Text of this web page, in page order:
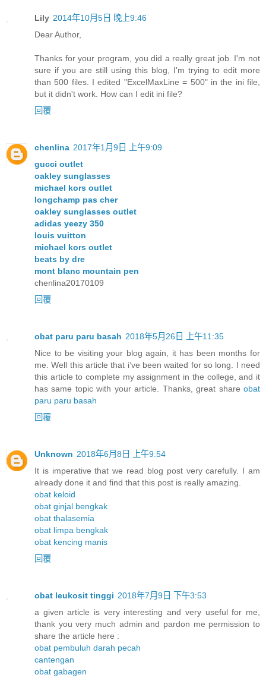
Lily 2014年10月5日 晚上9:46
Dear Author,
Thanks for your program, you did a really great job. I'm not
sure if you are still using this blog, I'm trying to edit more
than 500 files. I edited "ExcelMaxLine = 500" in the ini file,
but it didn't work. How can I edit ini file?
回覆
chenlina 2017年1月9日 上午9:09
gucci outlet
oakley sunglasses
michael kors outlet
longchamp pas cher
oakley sunglasses outlet
adidas yeezy 350
louis vuitton
michael kors outlet
beats by dre
mont blanc mountain pen
chenlina20170109
回覆
obat paru paru basah 2018年5月26日 上午11:35
Nice to be visiting your blog again, it has been months for
me. Well this article that i’ve been waited for so long. I need
this article to complete my assignment in the college, and it
has same topic with your article. Thanks, great share obat
paru paru basah
回覆
Unknown 2018年6月8日 上午9:54
It is imperative that we read blog post very carefully. I am
already done it and find that this post is really amazing.
obat keloid
obat ginjal bengkak
obat thalasemia
obat limpa bengkak
obat kencing manis
回覆
obat leukosit tinggi 2018年7月9日 下午3:53
a given article is very interesting and very useful for me,
thank you very much admin and pardon me permission to
share the article here :
obat pembuluh darah pecah
cantengan
obat gabagen